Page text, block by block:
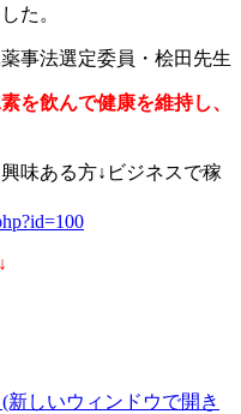
た。
事法選定委員・桧田先生
を飲んで健康を維持し、
味ある方↓ビジネスで稼
新しいウィンドウで開き